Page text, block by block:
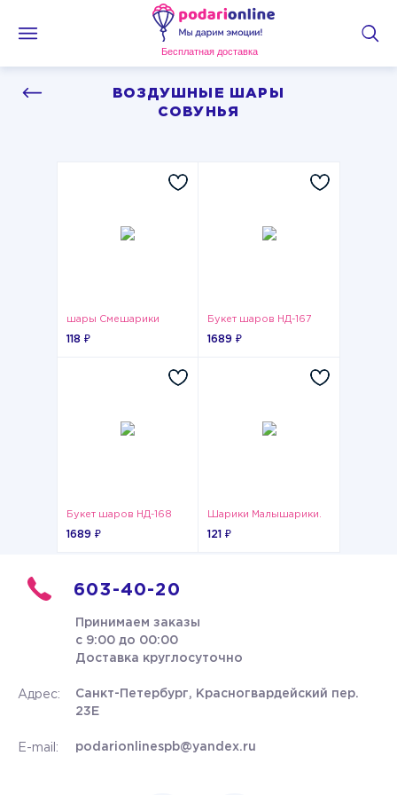
Бесплатная доставка
ВОЗДУШНЫЕ ШАРЫ
СОВУНЬЯ
шары Смешарики
118 ₽
Букет шаров НД-167
1689 ₽
Букет шаров НД-168
1689 ₽
Шарики Малышарики.
121 ₽
603-40-20
Принимаем заказы
с 9:00 до 00:00
Доставка круглосуточно
Адрес:
Санкт-Петербург, Красногвардейский пер.
23Е
E-mail: podarionlinespb@yandex.ru